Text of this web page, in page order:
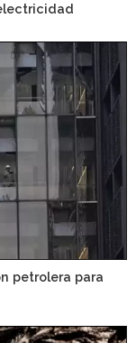
petrolera para